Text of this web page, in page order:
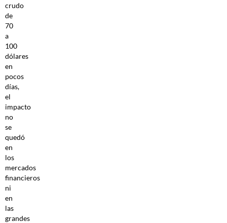
crudo
de
70
a
100
dólares
en
pocos
días,
el
impacto
no
se
quedó
en
los
mercados
financieros
ni
en
las
grandes